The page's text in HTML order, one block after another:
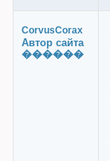
CorvusCorax
Автор сайта
������